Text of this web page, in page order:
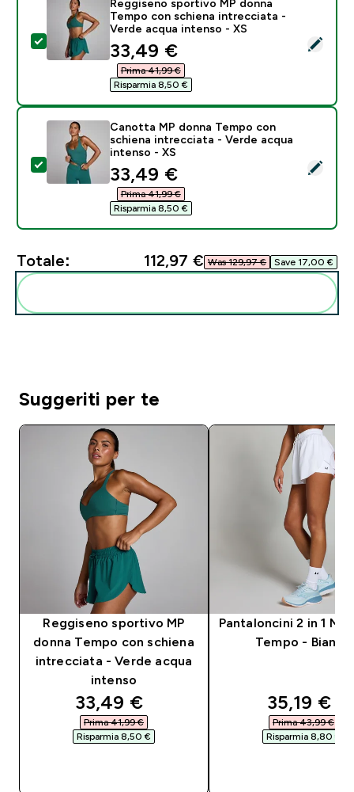
Seleziona questo prodotto - Reggiseno sportivo MP
Reggiseno sportivo MP donna
Tempo con schiena intrecciata -
Verde acqua intenso - XS
discounted price
33,49 €‎
Prima 41,99 €‎
Risparmia 8,50 €‎
Seleziona questo prodotto - Canotta MP donna
Canotta MP donna Tempo con
schiena intrecciata - Verde acqua
intenso - XS
discounted price
33,49 €‎
Prima 41,99 €‎
Risparmia 8,50 €‎
Totale: 112,97 €‎ Was 129,97 €‎ Save 17,00 €‎
Suggeriti per te
Reggiseno sportivo MP
donna Tempo con schiena
intrecciata - Verde acqua
intenso
discounted price
33,49 €‎
Prima 41,99 €‎
Risparmia 8,50 €‎
Pantaloncini 2 in 1 MP
Tempo - Bianco
35,19 €‎
Prima 43,99 €‎
Risparmia 8,80 €‎